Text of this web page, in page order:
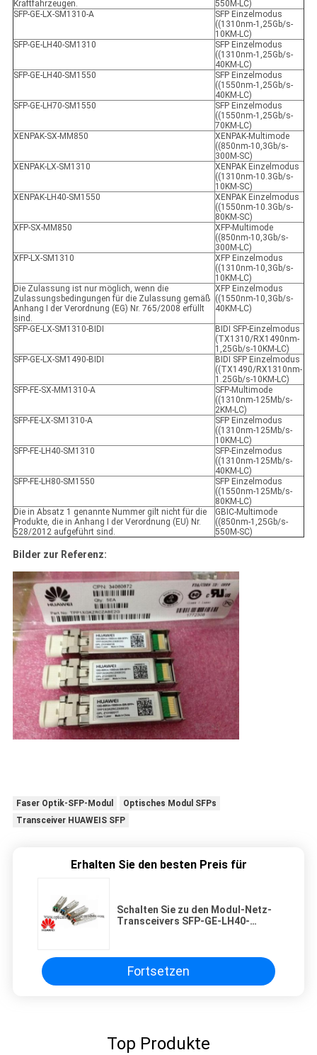
Kraftfahrzeugen.
550M-LC)
SFP-GE-LX-SM1310-A
SFP Einzelmodus
((1310nm-1,25Gb/s-
10KM-LC)
SFP-GE-LH40-SM1310
SFP Einzelmodus
((1310nm-1,25Gb/s-
40KM-LC)
SFP-GE-LH40-SM1550
SFP Einzelmodus
((1550nm-1,25Gb/s-
40KM-LC)
SFP-GE-LH70-SM1550
SFP Einzelmodus
((1550nm-1,25Gb/s-
70KM-LC)
XENPAK-SX-MM850
XENPAK-Multimode
((850nm-10,3Gb/s-
300M-SC)
XENPAK-LX-SM1310
XENPAK Einzelmodus
((1310nm-10.3Gb/s-
10KM-SC)
XENPAK-LH40-SM1550
XENPAK Einzelmodus
((1550nm-10.3Gb/s-
80KM-SC)
XFP-SX-MM850
XFP-Multimode
((850nm-10,3Gb/s-
300M-LC)
XFP-LX-SM1310
XFP Einzelmodus
((1310nm-10,3Gb/s-
10KM-LC)
Die Zulassung ist nur möglich, wenn die
Zulassungsbedingungen für die Zulassung gemäß
Anhang I der Verordnung (EG) Nr. 765/2008 erfüllt
sind.
XFP Einzelmodus
((1550nm-10,3Gb/s-
40KM-LC)
SFP-GE-LX-SM1310-BIDI
BIDI SFP-Einzelmodus
(TX1310/RX1490nm-
1,25Gb/s-10KM-LC)
SFP-GE-LX-SM1490-BIDI
BIDI SFP Einzelmodus
((TX1490/RX1310nm-
1.25Gb/s-10KM-LC)
SFP-FE-SX-MM1310-A
SFP-Multimode
((1310nm-125Mb/s-
2KM-LC)
SFP-FE-LX-SM1310-A
SFP Einzelmodus
((1310nm-125Mb/s-
10KM-LC)
SFP-FE-LH40-SM1310
SFP-Einzelmodus
((1310nm-125Mb/s-
40KM-LC)
SFP-FE-LH80-SM1550
SFP Einzelmodus
((1550nm-125Mb/s-
80KM-LC)
Die in Absatz 1 genannte Nummer gilt nicht für die
Produkte, die in Anhang I der Verordnung (EU) Nr.
528/2012 aufgeführt sind.
GBIC-Multimode
((850nm-1,25Gb/s-
550M-SC)
Bilder zur Referenz:
Faser Optik-SFP-Modul
Optisches Modul SFPs
Transceiver HUAWEIS SFP
Erhalten Sie den besten Preis für
Schalten Sie zu den Modul-Netz-
Transceivers SFP-GE-LH40-
Fortsetzen
Top Produkte